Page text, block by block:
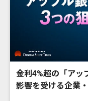
金利4%超の「アッ
影響を受ける企業